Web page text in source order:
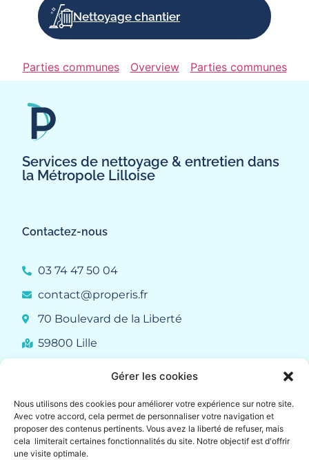
Gérer les cookies
Nous utilisons des cookies pour améliorer votre expérience sur notre site.
Avec votre accord, cela permet de personnaliser votre navigation et
proposer des contenus pertinents. Vous avez la liberté de refuser, mais
cela limiterait certaines fonctionnalités du site. Notre objectif est d'offrir
une visite optimale.
Nettoyage chantier
Parties communes Overview Parties communes
Services de nettoyage & entretien dans
la Métropole Lilloise
Contactez-nous
03 74 47 50 04
contact@properis.fr
70 Boulevard de la Liberté
59800 Lille
Liens rapides
Qui sommes-nous ?
Demander un devis